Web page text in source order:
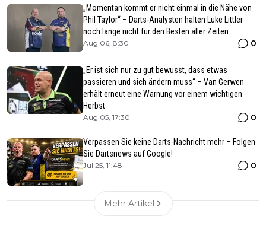
„Momentan kommt er nicht einmal in die Nähe von
Phil Taylor“ – Darts-Analysten halten Luke Littler
noch lange nicht für den Besten aller Zeiten
Aug 06, 8:30 0
„Er ist sich nur zu gut bewusst, dass etwas
passieren und sich ändern muss“ – Van Gerwen
erhält erneut eine Warnung vor einem wichtigen
Herbst
Aug 05, 17:30 0
Verpassen Sie keine Darts-Nachricht mehr – Folgen
Sie Dartsnews auf Google!
Jul 25, 11:48 0
Mehr Artikel